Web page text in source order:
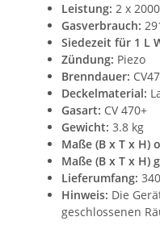
Leistung: 2 x
Gasverbrauch:
Siedezeit für 1 L
Zündung: Piezo
Brenndauer:
Deckelmaterial:
Gasart: CV 470+
Gewicht: 3.8 kg
Maße (B x T x H)
Maße (B x T x H)
Lieferumfang:
Hinweis: Die
geschlossenen